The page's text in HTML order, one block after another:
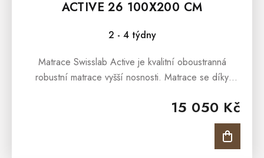
ACTIVE 26 100X200 CM
2 - 4 týdny
15 050 Kč
Matrace Swisslab Active je kvalitní oboustranná
robustní matrace vyšší nosnosti. Matrace se díky
přizpůsobuje tělu ve všech...